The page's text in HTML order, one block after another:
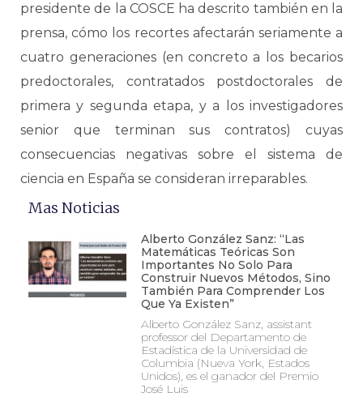
presidente de la COSCE ha descrito también en la
prensa, cómo los recortes afectarán seriamente a
cuatro generaciones (en concreto a los becarios
predoctorales, contratados postdoctorales de
primera y segunda etapa, y a los investigadores
senior que terminan sus contratos) cuyas
consecuencias negativas sobre el sistema de
ciencia en España se consideran irreparables.
Mas Noticias
Alberto González Sanz: “Las
Matemáticas Teóricas Son
Importantes No Solo Para
Construir Nuevos Métodos, Sino
También Para Comprender Los
Que Ya Existen”
Alberto González Sanz, assistant
professor del Departamento de
Estadística de la Universidad de
Columbia (Nueva York, Estados
Unidos), es el ganador del Premio
José Luis